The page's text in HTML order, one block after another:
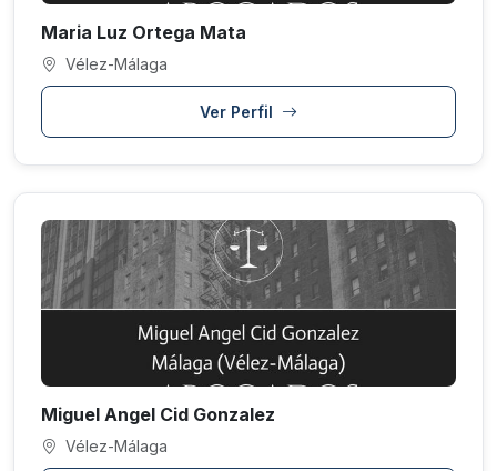
Maria Luz Ortega Mata
Vélez-Málaga
Ver Perfil
Miguel Angel Cid Gonzalez
Vélez-Málaga